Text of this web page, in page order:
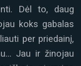
Dėl to, daug
koks gabalas
per priedainį,
Jau ir žinojau